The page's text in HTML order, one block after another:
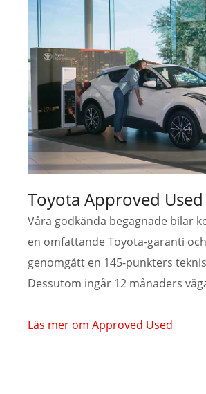
Toyota Approved Used
Våra godkända begagnade bilar
en omfattande Toyota-garanti
genomgått en 145-punkters
Dessutom ingår 12 månaders
Läs mer om Approved Used